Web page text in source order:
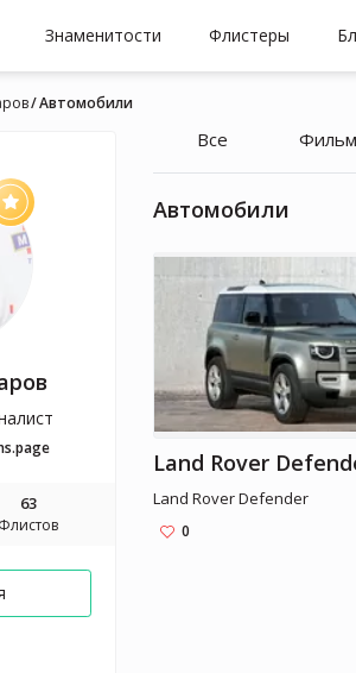
Знаменитости Флистеры
Автомобили
63
Флистов
Все
Автомобили
Land Rover
Land Rover Defender
Дмитрий
0